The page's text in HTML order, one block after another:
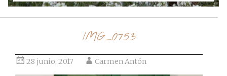
IMG_0753
28 junio, 2017 Carmen Antón